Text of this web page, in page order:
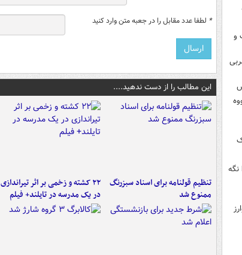
و
نگه
* لطفا عدد مقابل را در جعبه متن وارد کنید
این مطالب را از دست ندهید....
تنظیم قولنامه برای اسناد سبزرنگ
ممنوع شد
۲۲ کشته و زخمی بر اثر تیراندازی
در یک مدرسه در تایلند+ فیلم